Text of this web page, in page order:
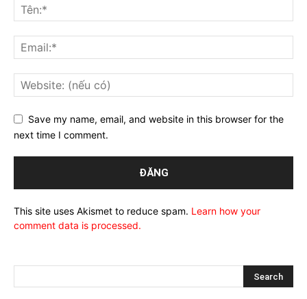
Save my name, email, and website in this browser for the
next time I comment.
This site uses Akismet to reduce spam. Learn how your
comment data is processed.